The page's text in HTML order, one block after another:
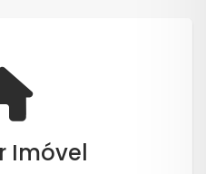
Imóvel